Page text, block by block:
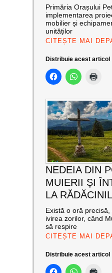
Primăria Orașului
implementarea
mobilier și
unităților
CITEȘTE MAI
Distribuie acest articol
NEDEIA DIN
MUIERII ȘI
LA
Există o oră
ivirea zorilor, când
să respire
CITEȘTE MAI
Distribuie acest articol